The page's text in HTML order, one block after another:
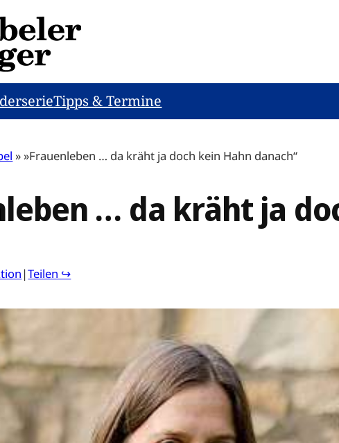
Tipps & Termine
»»Frauenleben … da kräht ja doch kein Hahn danach“
… da kräht ja
|Teilen ↪